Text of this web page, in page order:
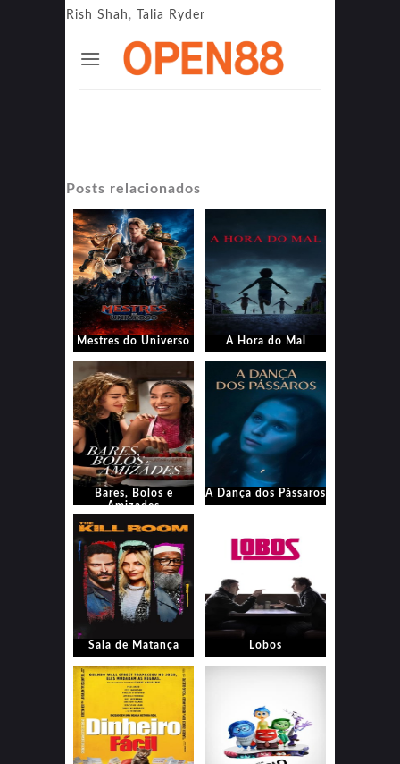
Rish Shah , Talia Ryder
Posts relacionados
Mestres do Universo A Hora do Mal
Bares, Bolos e
Amizades
A Dança dos Pássaros
Sala de Matança Lobos